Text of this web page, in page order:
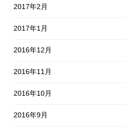
2017年2月
2017年1月
2016年12月
2016年11月
2016年10月
2016年9月